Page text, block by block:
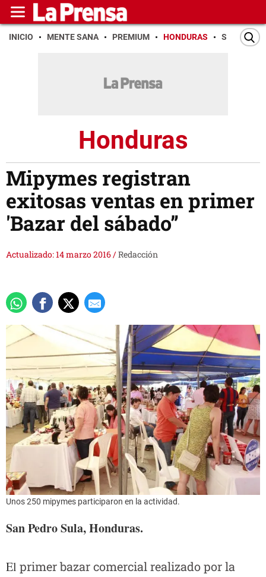
INICIO MENTE SANA PREMIUM HONDURAS SAN PEDRO
Honduras
Mipymes registran
exitosas ventas en primer
'Bazar del sábado”
Actualizado: 14 marzo 2016/Redacción
Unos 250 mipymes participaron en la actividad.
San Pedro Sula, Honduras.
El primer bazar comercial realizado por la